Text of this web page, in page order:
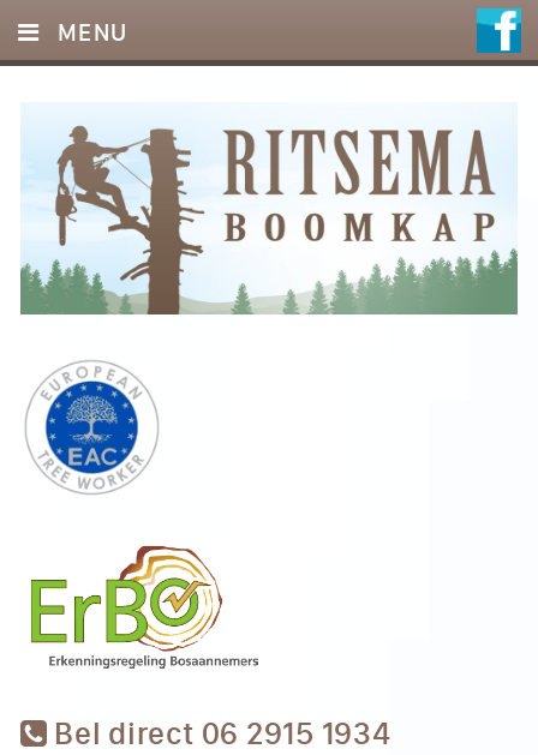
Bel direct 06 2915 1934
MENU
DIENSTEN
FOTO’S
REFERENTIES
OFFERTE
CONTACT